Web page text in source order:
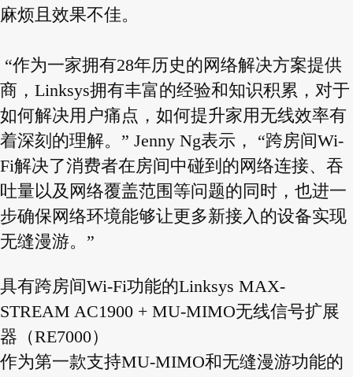
麻烦且效果不佳。
“作为一家拥有28年历史的网络解决方案提供
商，Linksys拥有丰富的经验和知识积累，对于
如何解决用户痛点，如何提升家用无线效率有
着深刻的理解。” Jenny Ng表示， “跨房间Wi-
Fi解决了消费者在房间中碰到的网络连接、吞
吐量以及网络覆盖范围等问题的同时，也进一
步确保网络环境能够让更多新接入的设备实现
无缝漫游。”
具有跨房间Wi-Fi功能的Linksys MAX-
STREAM AC1900 + MU-MIMO无线信号扩展
器（RE7000）
作为第一款支持MU-MIMO和无缝漫游功能的